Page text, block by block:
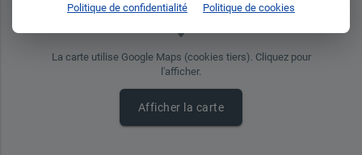
place
La carte utilise Google Maps (cookies tiers). Cliquez pour
l'afficher.
Afficher la carte
Politique de confidentialité Politique de cookies